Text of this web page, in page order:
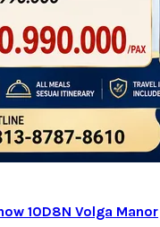
10D8N Volga Manor